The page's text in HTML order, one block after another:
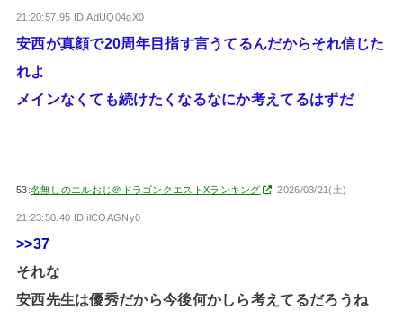
21:20:57.95 ID:AdUQ04gX0
安西が真顔で20周年目指す言うてるんだからそれ信じた
れよ
メインなくても続けたくなるなにか考えてるはずだ
53:名無しのエルおじ＠ドラゴンクエストXランキング 2026/03/21(土)
21:23:50.40 ID:ilCOAGNy0
>>37
それな
安西先生は優秀だから今後何かしら考えてるだろうね